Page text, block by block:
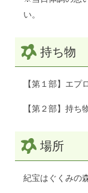
い。
持ち物
【第１部】エプ
【第２部】持ち
場所
紀宝はぐくみの